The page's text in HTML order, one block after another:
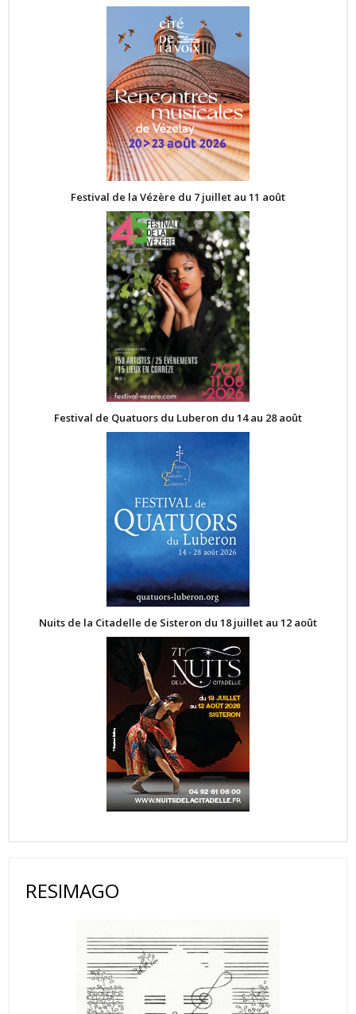
Festival de la Vézère du 7 juillet au 11 août
Festival de Quatuors du Luberon du 14 au 28 août
Nuits de la Citadelle de Sisteron du 18 juillet au 12 août
RESIMAGO